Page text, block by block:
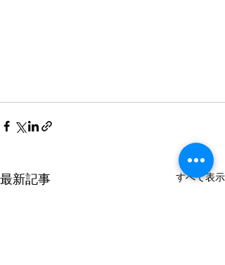
最新記事 すべて表示